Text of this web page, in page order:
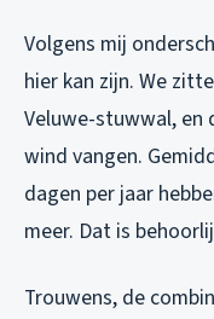
Volgens mij
hier kan zijn. We
Veluwe-stuwwal,
wind vangen.
dagen per jaar
meer. Dat is
Trouwens, de